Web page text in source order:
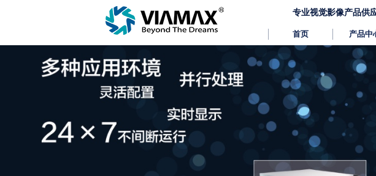
专业视觉影像产品供
首页 产品中